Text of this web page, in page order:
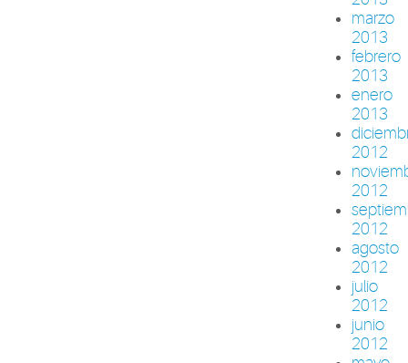
marzo
2013
febrero
2013
enero
2013
2012
2012
2012
agosto
2012
julio
2012
junio
2012